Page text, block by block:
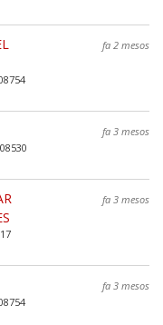
fa 2 mesos
fa 3 mesos
fa 3 mesos
fa 3 mesos